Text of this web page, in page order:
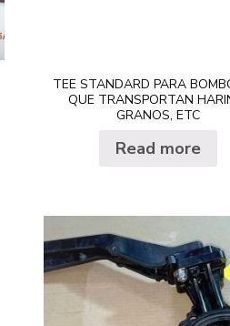
TEE STANDARD PARA
QUE TRANSPORTAN
GRANOS, ETC
Read more